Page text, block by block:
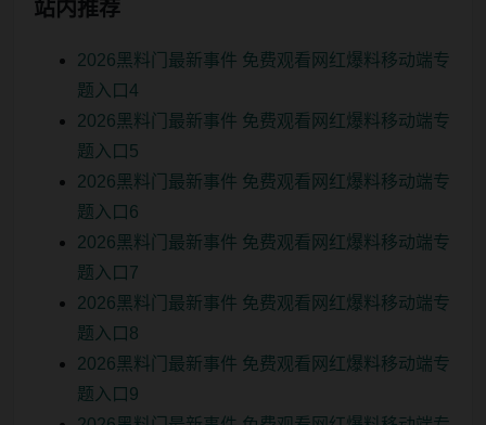
站内推荐
2026黑料门最新事件 免费观看网红爆料移动端专
题入口4
2026黑料门最新事件 免费观看网红爆料移动端专
题入口5
2026黑料门最新事件 免费观看网红爆料移动端专
题入口6
2026黑料门最新事件 免费观看网红爆料移动端专
题入口7
2026黑料门最新事件 免费观看网红爆料移动端专
题入口8
2026黑料门最新事件 免费观看网红爆料移动端专
题入口9